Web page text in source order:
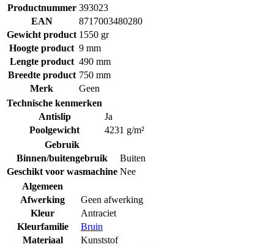
Productnummer 393023
EAN
8717003480280
Gewicht product 1550 gr
Hoogte product 9 mm
Lengte product 490 mm
Breedte product 750 mm
Merk
Geen
Technische kenmerken
Antislip
Ja
Poolgewicht
4231 g/m²
Gebruik
Binnen/buitengebruik
Buiten
Geschikt voor wasmachine Nee
Algemeen
Afwerking
Geen afwerking
Kleur
Antraciet
Kleurfamilie
Bruin
Materiaal
Kunststof